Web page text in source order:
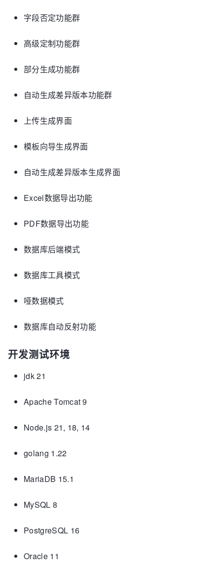
字段否定功能群
高级定制功能群
部分生成功能群
自动生成差异版本功能群
上传生成界面
模板向导生成界面
自动生成差异版本生成界面
Excel数据导出功能
PDF数据导出功能
数据库后端模式
数据库工具模式
哑数据模式
数据库自动反射功能
开发测试环境
jdk 21
Apache Tomcat 9
Node.js 21, 18, 14
golang 1.22
MariaDB 15.1
MySQL 8
PostgreSQL 16
Oracle 11